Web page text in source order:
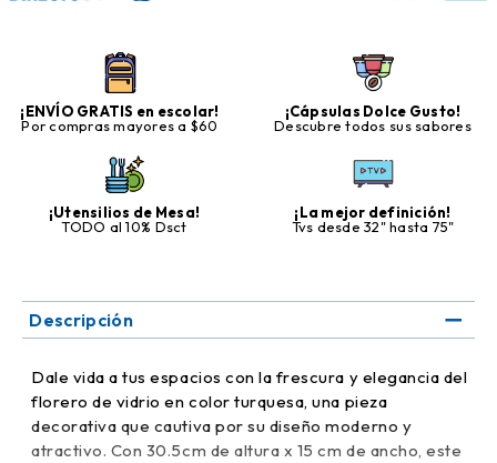
¡ENVÍO GRATIS en escolar!
Por compras mayores a $60
¡Cápsulas Dolce Gusto!
Descubre todos sus sabores
¡Utensilios de Mesa!
TODO al 10% Dsct
¡La mejor definición!
Tvs desde 32" hasta 75"
Descripción
Dale vida a tus espacios con la frescura y elegancia del
florero de vidrio en color turquesa, una pieza
decorativa que cautiva por su diseño moderno y
atractivo. Con 30.5cm de altura x 15 cm de ancho, este